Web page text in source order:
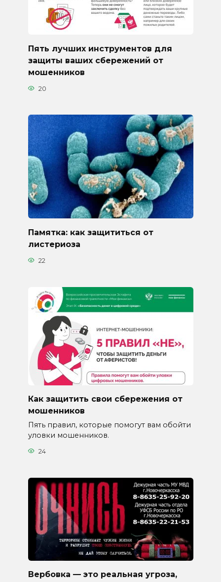
Пять лучших инструментов для
защиты ваших сбережений от
мошенников
20
Памятка: как защититься от
листериоза
22
Как защитить свои сбережения от
мошенников
Пять правил, которые помогут вам обойти
уловки мошенников.
24
Вербовка — это реальная угроза,